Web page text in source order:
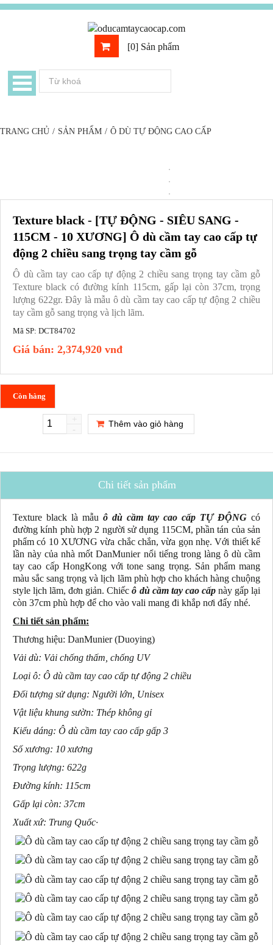
[0] Sản phẩm
TRANG CHỦ / SẢN PHẨM / Ô DÙ TỰ ĐỘNG CAO CẤP
Texture black - [TỰ ĐỘNG - SIÊU SANG -
115CM - 10 XƯƠNG] Ô dù cầm tay cao cấp tự
động 2 chiều sang trọng tay cầm gỗ
Ô dù cầm tay cao cấp tự động 2 chiều sang trọng tay cầm gỗ
Texture black có đường kính 115cm, gấp lại còn 37cm, trọng
lượng 622gr. Đây là mẫu ô dù cầm tay cao cấp tự động 2 chiều
tay cầm gỗ sang trọng và lịch lãm.
Mã SP: DCT84702
Giá bán: 2,374,920 vnđ
Còn hàng
-
+ Thêm vào giỏ hàng
Chi tiết sản phẩm
Texture black là mẫu ô dù cầm tay cao cấp TỰ ĐỘNG có
đường kính phù hợp 2 người sử dụng 115CM, phần tán của sản
phẩm có 10 XƯƠNG vừa chắc chắn, vừa gọn nhẹ. Với thiết kế
lần này của nhà mốt DanMunier nổi tiếng trong làng ô dù cầm
tay cao cấp HongKong với tone sang trọng. Sản phẩm mang
màu sắc sang trọng và lịch lãm phù hợp cho khách hàng chuộng
style lịch lãm, đơn giản. Chiếcô dù cầm tay cao cấpnày gấp lại
còn 37cm phù hợp để cho vào vali mang đi khắp nơi đấy nhé.
Chi tiết sản phẩm:
Thương hiệu: DanMunier (Duoying)
Vải dù: Vải chống thấm, chống UV
Loại ô: Ô dù cầm tay cao cấp tự động 2 chiều
Đối tượng sử dụng: Người lớn, Unisex
Vật liệu khung sườn: Thép không gỉ
Kiểu dáng: Ô dù cầm tay cao cấp gấp 3
Số xương: 10 xương
Trọng lượng: 622g
Đường kính: 115cm
Gấp lại còn: 37cm
Xuất xứ: Trung Quốc·